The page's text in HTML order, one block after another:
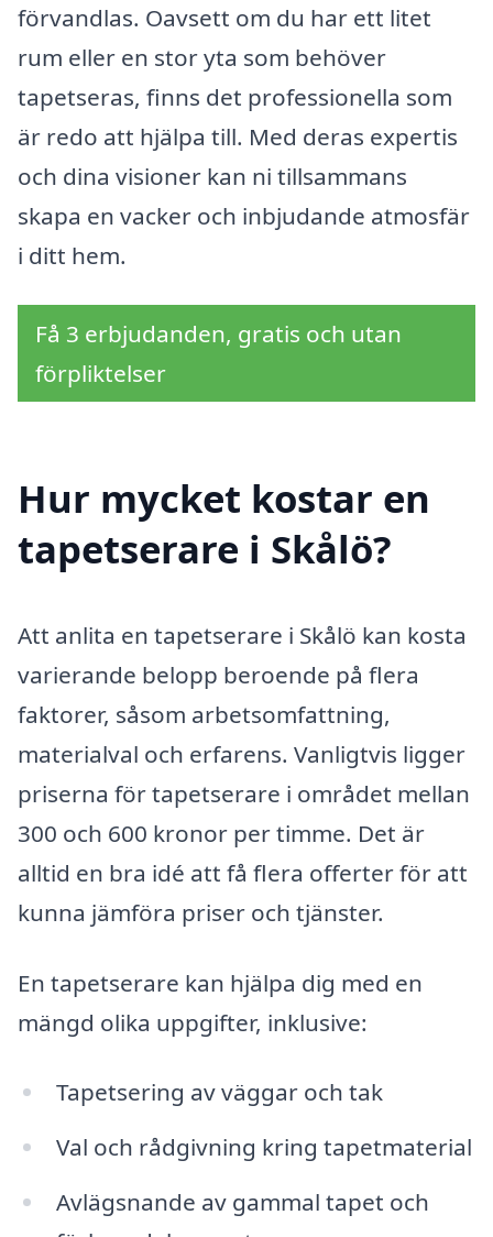
förvandlas. Oavsett om du har ett litet
rum eller en stor yta som behöver
tapetseras, finns det professionella som
är redo att hjälpa till. Med deras expertis
och dina visioner kan ni tillsammans
skapa en vacker och inbjudande atmosfär
i ditt hem.
Få 3 erbjudanden, gratis och utan
förpliktelser
Hur mycket kostar en
tapetserare i Skålö?
Att anlita en tapetserare i Skålö kan kosta
varierande belopp beroende på flera
faktorer, såsom arbetsomfattning,
materialval och erfarens. Vanligtvis ligger
priserna för tapetserare i området mellan
300 och 600 kronor per timme. Det är
alltid en bra idé att få flera offerter för att
kunna jämföra priser och tjänster.
En tapetserare kan hjälpa dig med en
mängd olika uppgifter, inklusive:
Tapetsering av väggar och tak
Val och rådgivning kring tapetmaterial
Avlägsnande av gammal tapet och